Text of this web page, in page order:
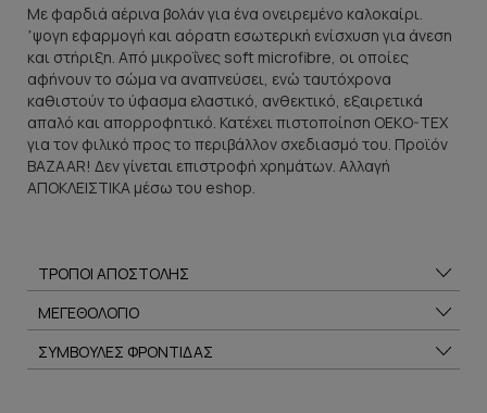
Με φαρδιά αέρινα βολάν για ένα ονειρεμένο καλοκαίρι.
ʼψογη εφαρμογή και αόρατη εσωτερική ενίσχυση για άνεση
και στήριξη. Από μικροΐνες soft microfibre, οι οποίες
αφήνουν το σώμα να αναπνεύσει, ενώ ταυτόχρονα
καθιστούν το ύφασμα ελαστικό, ανθεκτικό, εξαιρετικά
απαλό και απορροφητικό. Κατέχει πιστοποίηση OEKO-TEX
για τον φιλικό προς το περιβάλλον σχεδιασμό του. Προϊόν
BAZAAR! Δεν γίνεται επιστροφή χρημάτων. Αλλαγή
ΑΠΟΚΛΕΙΣΤΙΚΑ μέσω του eshop.
ΤΡΟΠΟΙ ΑΠΟΣΤΟΛΗΣ
ΜΕΓΕΘΟΛΟΓΙΟ
ΣΥΜΒΟΥΛΕΣ ΦΡΟΝΤΙΔΑΣ